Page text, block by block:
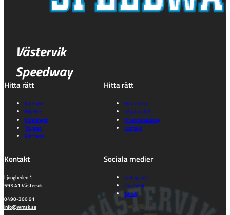
Västervik
Speedway
Hitta rätt
Kalender
Biljetter
Föreningen
Truppen
Partners
Hitta rätt
Bli medlem
Gå på match
Prova speedway
Kontakt
Kontakt
Ljungheden 1
593 41 Västervik
0490-366 91
info@wmsk.se
Sociala medier
Instagram
Facebook
TikTok